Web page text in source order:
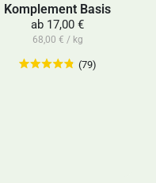
Komplement Basis
ab 17,00 €
68,00 € / kg
(79)